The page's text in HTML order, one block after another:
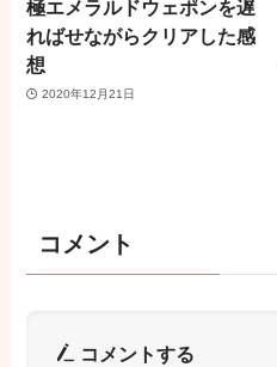
極エメラルドウェポンを遅
ればせながらクリアした感
想
2020年12月21日
コメント
コメントする